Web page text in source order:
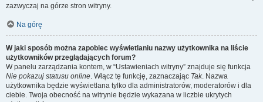
zazwyczaj na górze stron witryny.
Na górę
W jaki sposób można zapobiec wyświetlaniu nazwy użytkownika na liście
użytkowników przeglądających forum?
W panelu zarządzania kontem, w “Ustawieniach witryny” znajduje się funkcja
Nie pokazuj statusu online. Włącz tę funkcję, zaznaczając Tak. Nazwa
użytkownika będzie wyświetlana tylko dla administratorów, moderatorów i dla
ciebie. Twoja obecność na witrynie będzie wykazana w liczbie ukrytych